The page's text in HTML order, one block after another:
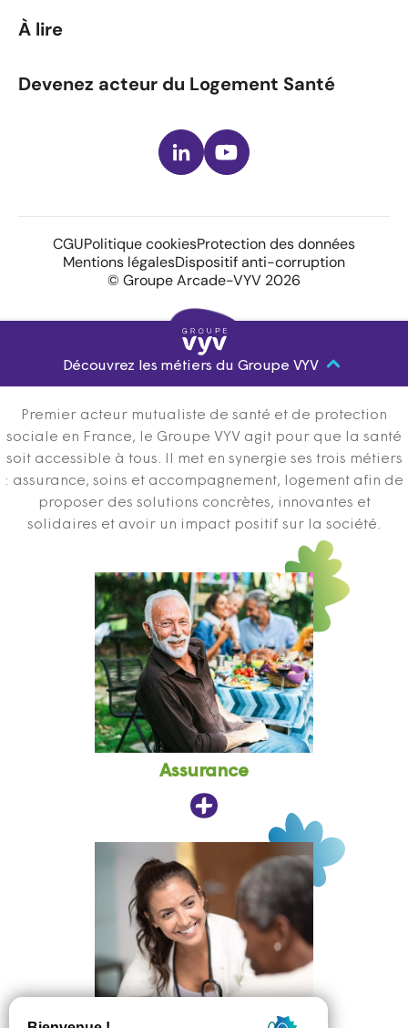
À lire
Devenez acteur du Logement Santé
LinkedInYoutube
CGUPolitique cookiesProtection des données
Mentions légalesDispositif anti-corruption
© Groupe Arcade-VYV 2026
Découvrez les métiers du Groupe VYV
Premier acteur mutualiste de santé et de protection
sociale en France, le Groupe VYV agit pour que la santé
soit accessible à tous. Il met en synergie ses trois métiers
: assurance, soins et accompagnement, logement afin de
proposer des solutions concrètes, innovantes et
solidaires et avoir un impact positif sur la société.
Assurance